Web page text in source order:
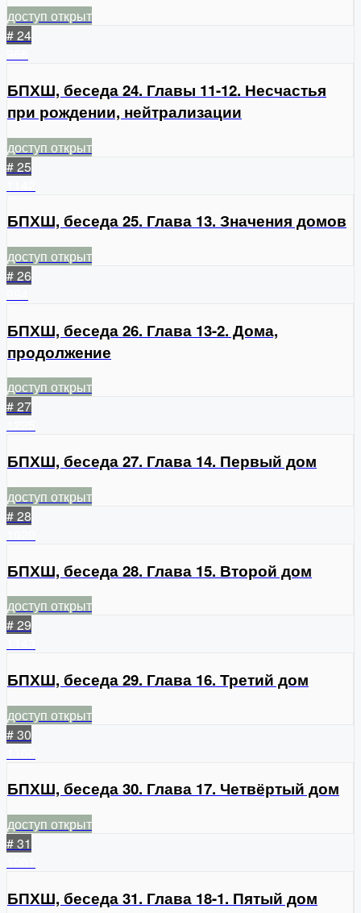
доступ открыт
# 24
БПХШ, беседа 24. Главы 11-12. Несчастья
при рождении, нейтрализации
доступ открыт
# 25
БПХШ, беседа 25. Глава 13. Значения домов
доступ открыт
# 26
БПХШ, беседа 26. Глава 13-2. Дома,
продолжение
доступ открыт
# 27
БПХШ, беседа 27. Глава 14. Первый дом
доступ открыт
# 28
БПХШ, беседа 28. Глава 15. Второй дом
доступ открыт
# 29
БПХШ, беседа 29. Глава 16. Третий дом
доступ открыт
# 30
БПХШ, беседа 30. Глава 17. Четвёртый дом
доступ открыт
# 31
БПХШ, беседа 31. Глава 18-1. Пятый дом